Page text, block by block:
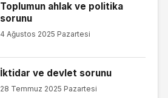
Toplumun ahlak ve politika
sorunu
4 Ağustos 2025 Pazartesi
İktidar ve devlet sorunu
28 Temmuz 2025 Pazartesi